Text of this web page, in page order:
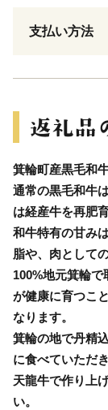
支払い方法
箕輪町産黒毛和
通常の黒毛和牛
は経産牛を再肥育
和牛特有の甘み
脂や、肉として
100%地元箕輪
が健康に育つこ
なります。
箕輪の地で丹精
に食べていただ
天龍牛で作り上
い。